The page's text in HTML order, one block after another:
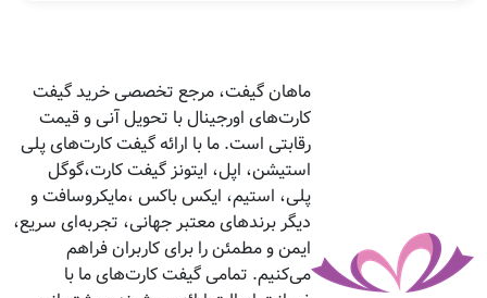
ماهان گیفت، مرجع تخصصی خرید گیفت
کارت‌های اورجینال با تحویل آنی و قیمت
رقابتی است. ما با ارائه گیفت کارت‌های پلی
استیشن، اپل، ایتونز گیفت کارت،گوگل
پلی، استیم، ایکس باکس ،مایکروسافت و
دیگر برندهای معتبر جهانی، تجربه‌ای سریع،
ایمن و مطمئن را برای کاربران فراهم
می‌کنیم. تمامی گیفت کارت‌های ما با